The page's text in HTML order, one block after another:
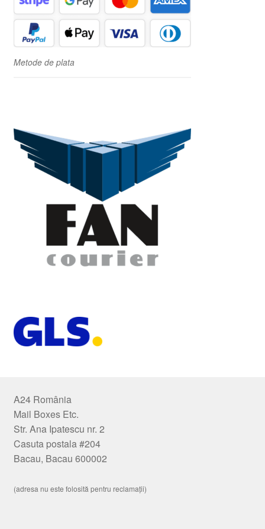
Metode de plata
A24 România
Mail Boxes Etc.
Str. Ana Ipatescu nr. 2
Casuta postala #204
Bacau, Bacau 600002
(adresa nu este folosită pentru reclamații)